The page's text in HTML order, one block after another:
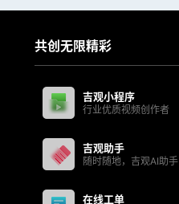
共创无限精彩
吉观小程序
行业优质视频创作者
吉观助手
随时随地，吉观AI助手
在线工单